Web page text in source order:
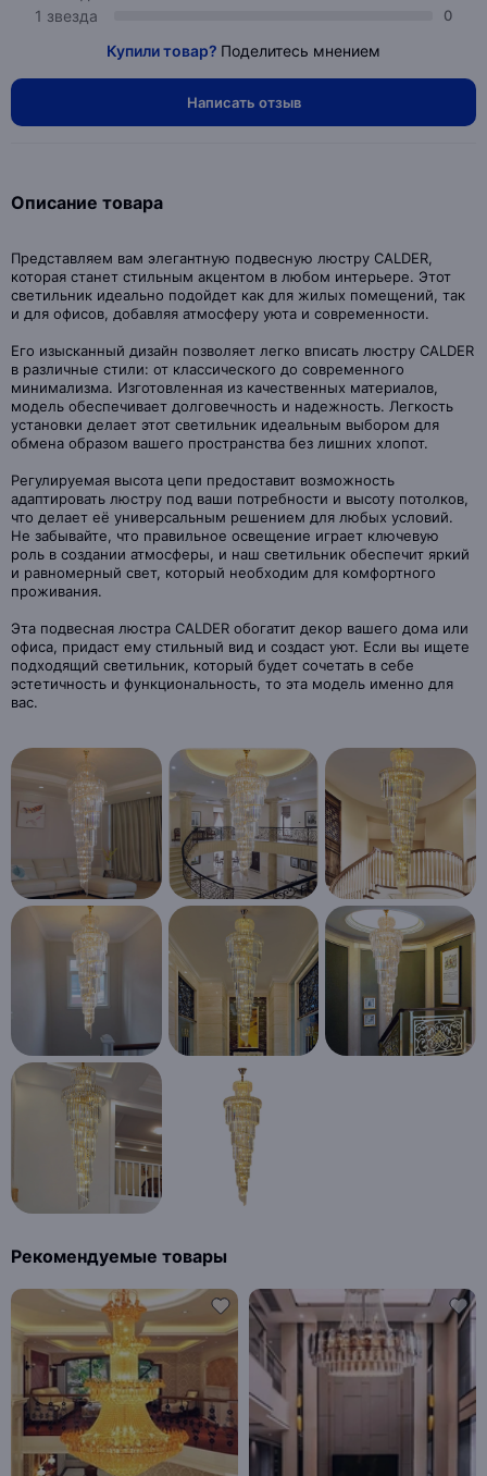
1 звезда 0
Купили товар? Поделитесь мнением
Написать отзыв
Описание товара
Представляем вам элегантную подвесную люстру CALDER,
которая станет стильным акцентом в любом интерьере. Этот
светильник идеально подойдет как для жилых помещений, так
и для офисов, добавляя атмосферу уюта и современности.
Его изысканный дизайн позволяет легко вписать люстру CALDER
в различные стили: от классического до современного
минимализма. Изготовленная из качественных материалов,
модель обеспечивает долговечность и надежность. Легкость
установки делает этот светильник идеальным выбором для
обмена образом вашего пространства без лишних хлопот.
Регулируемая высота цепи предоставит возможность
адаптировать люстру под ваши потребности и высоту потолков,
что делает её универсальным решением для любых условий.
Не забывайте, что правильное освещение играет ключевую
роль в создании атмосферы, и наш светильник обеспечит яркий
и равномерный свет, который необходим для комфортного
проживания.
Эта подвесная люстра CALDER обогатит декор вашего дома или
офиса, придаст ему стильный вид и создаст уют. Если вы ищете
подходящий светильник, который будет сочетать в себе
эстетичность и функциональность, то эта модель именно для
вас.
Рекомендуемые товары